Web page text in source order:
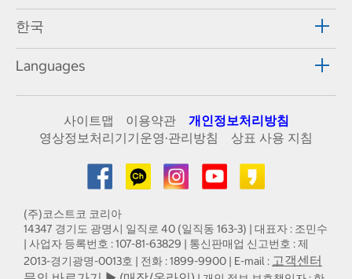
한국
Languages
사이트맵 이용약관
개인정보처리방침
영상정보처리기기운영·관리방침
상표 사용 지침
(주)코스트코 코리아
14347 경기도 광명시 일직로 40 (일직동 163-3) | 대표자 : 조민수
| 사업자 등록번호 : 107-81-63829 | 통신판매업 신고번호 : 제
2013-경기광명-0013호 | 전화 : 1899-9900 | E-mail : 고객센터